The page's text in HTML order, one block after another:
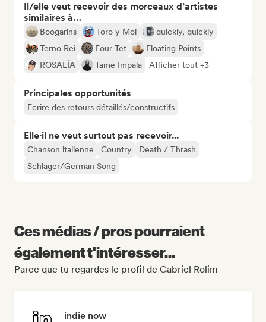
Il/elle veut recevoir des morceaux d’artistes
similaires à…
Boogarins Toro y Moi
quickly, quickly
Terno Rei
Four Tet
Floating Points
ROSALÍA
Tame Impala Afficher tout +3
Principales opportunités
Ecrire des retours détaillés/constructifs
Elle·il ne veut surtout pas recevoir...
Chanson italienne Country
Death / Thrash
Schlager/German Song
Ces médias / pros pourraient
également t'intéresser...
Parce que tu regardes le profil de Gabriel Rolim
indie now